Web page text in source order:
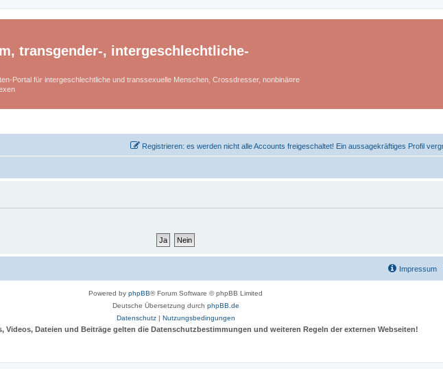
transgender-, intergeschlechtliche-
Portal für intergeschlechtliche und transsexuelle Menschen, Crossdresser, nonbinä¤re
Registrieren: es werden nicht alle Accounts freigeschaltet! Ein aussagekräftiges Profil
Impressum
Powered by phpBB® Forum Software © phpBB Limited
Deutsche Übersetzung durch phpBB.de
Datenschutz| Nutzungsbedingungen
Videos, Dateien und Beiträge gelten die Datenschutzbestimmungen und weiteren Regeln der externen Webseiten!